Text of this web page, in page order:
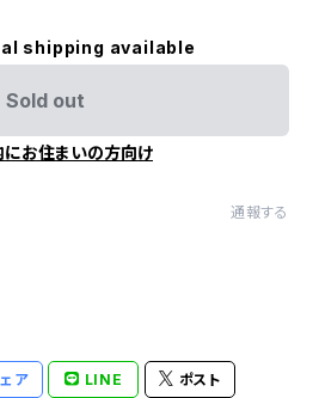
shipping available
Sold out
にお住まいの方向け
通報する
ア LINE ポスト